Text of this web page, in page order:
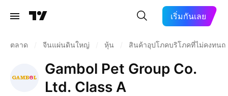
เริ่มกันเลย
ตลาด จีนแผ่นดินใหญ่ หุ้น สินค้าอุปโภคบริโภคที่ไม่คงทนถ
Gambol Pet Group Co.
Ltd. Class A